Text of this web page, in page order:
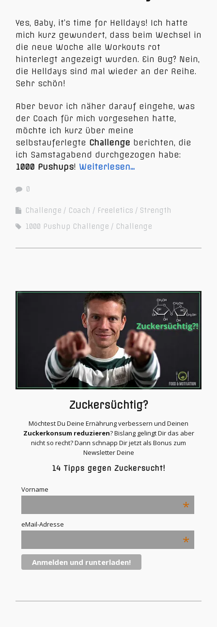
Yes, Baby, it’s time for Helldays! Ich hatte
mich kurz gewundert, dass beim Wechsel in
die neue Woche alle Workouts rot
hinterlegt angezeigt wurden. Ein Bug? Nein,
die Helldays sind mal wieder an der Reihe.
Sehr schön!
Aber bevor ich näher darauf eingehe, was
der Coach für mich vorgesehen hatte,
möchte ich kurz über meine
selbstauferlegte Challenge berichten, die
ich Samstagabend durchgezogen habe:
1000 Pushups! Weiterlesen…
0
Challenge Coach Freeletics
Strength
1000 Pushup Challenge
Challenge
Zuckersüchtig?
Möchtest Du Deine Ernährung verbessern und Deinen
Zuckerkonsum reduzieren? Bislang gelingt Dir das aber
nicht so recht? Dann schnapp Dir jetzt als Bonus zum
Newsletter Deine
14 Tipps gegen Zuckersucht!
Vorname
*
eMail-Adresse
*